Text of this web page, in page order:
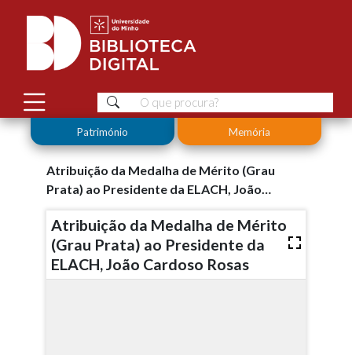
Património Memória
Atribuição da Medalha de Mérito (Grau
Prata) ao Presidente da ELACH, João
Atribuição da Medalha de Mérito
(Grau Prata) ao Presidente da
ELACH, João Cardoso Rosas